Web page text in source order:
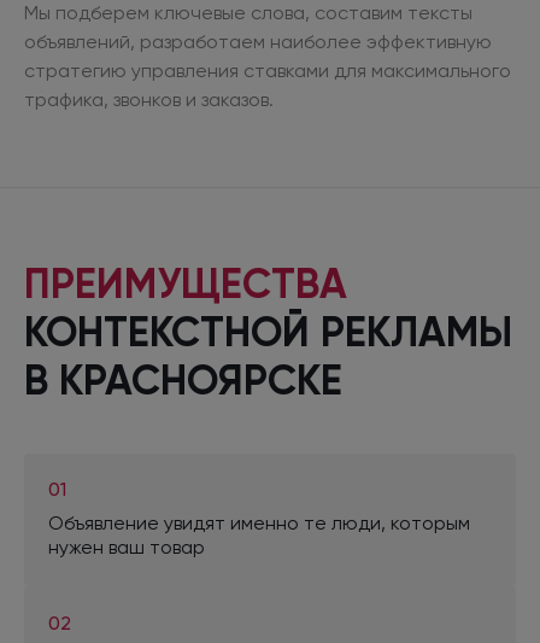
Мы подберем ключевые слова, составим тексты
объявлений, разработаем наиболее эффективную
стратегию управления ставками для максимального
трафика, звонков и заказов.
ПРЕИМУЩЕСТВА
КОНТЕКСТНОЙ РЕКЛАМЫ
В КРАСНОЯРСКЕ
01
Объявление увидят именно те люди, которым
нужен ваш товар
02